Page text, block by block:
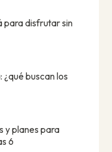
para disfrutar sin
buscan los
y planes para
6